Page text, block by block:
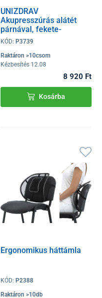
UNIZDRAV
Akupresszúrás alátét
párnával, fekete-
rózsaszín
KÓD:P3739
Raktáron >10csom
Kézbesítés 12.08
8 920 Ft
Kosárba
Ergonomikus háttámla
KÓD:P2388
Raktáron >10db